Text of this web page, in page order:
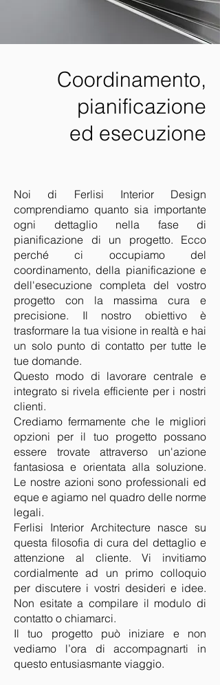
Coordinamento,
pianificazione
ed esecuzione
Noi di Ferlisi Interior Design
comprendiamo quanto sia importante
ogni dettaglio nella fase di
pianificazione di un progetto. Ecco
perché ci occupiamo del
coordinamento, della pianificazione e
dell'esecuzione completa del vostro
progetto con la massima cura e
precisione. Il nostro obiettivo è
trasformare la tua visione in realtà e hai
un solo punto di contatto per tutte le
tue domande.
Questo modo di lavorare centrale e
integrato si rivela efficiente per i nostri
clienti.
Crediamo fermamente che le migliori
opzioni per il tuo progetto possano
essere trovate attraverso un'azione
fantasiosa e orientata alla soluzione.
Le nostre azioni sono professionali ed
eque e agiamo nel quadro delle norme
legali.
Ferlisi Interior Architecture nasce su
questa filosofia di cura del dettaglio e
attenzione al cliente. Vi invitiamo
cordialmente ad un primo colloquio
per discutere i vostri desideri e idee.
Non esitate a compilare il modulo di
contatto o chiamarci.
Il tuo progetto può iniziare e non
vediamo l’ora di accompagnarti in
questo entusiasmante viaggio.